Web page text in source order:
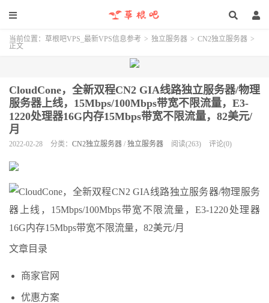
当前位置： 草根吧VPS_最新VPS信息参考 > 独立服务器 > CN2独立服务器 >
正文
CloudCone，全新双程CN2 GIA线路独立服务器/物理
服务器上线，15Mbps/100Mbps带宽不限流量，E3-
1220处理器16G内存15Mbps带宽不限流量，82美元/
月
2022-02-28 分类： CN2独立服务器 / 独立服务器 阅读(263) 评论(0)
文章目录
商家官网
优惠方案